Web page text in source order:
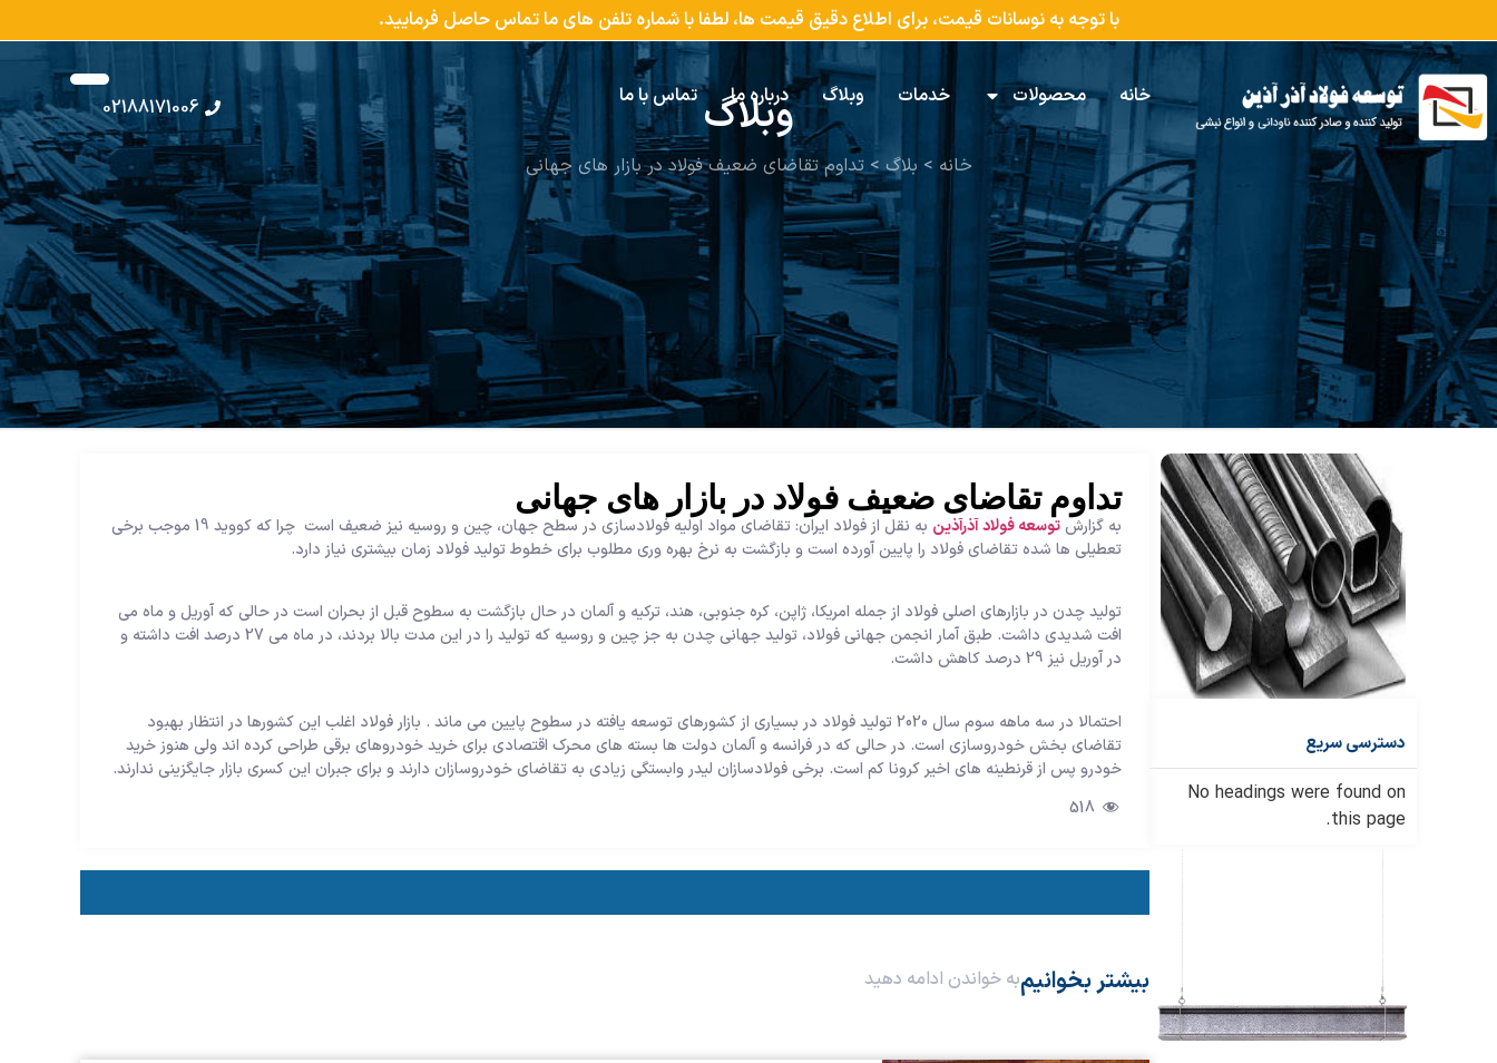
با توجه به نوسانات قیمت، برای اطلاع دقیق قیمت ها، لطفا با شماره تلفن های ما تماس حاصل فرمایید.
خانه محصولات خدمات وبلاگ درباره ما تماس با ما 02188171006 وبلاگ
خانه > بلاگ>تداوم تقاضای ضعیف فولاد در بازار های جهانی
دسترسی سریع
No headings were found on
this page.
تداوم تقاضای ضعیف فولاد در بازار های جهانی
به گزارش توسعه فولاد آذرآذین
به نقل از فولاد ایران: تقاضای مواد اولیه فولادسازی در سطح جهان، چین و روسیه نیز ضعیف است چرا که کووید 19 موجب برخی
تعطیلی ها شده تقاضای فولاد را پایین آورده است و بازگشت به نرخ بهره وری مطلوب برای خطوط تولید فولاد زمان بیشتری نیاز دارد.
تولید چدن در بازارهای اصلی فولاد از جمله امریکا، ژاپن، کره جنوبی، هند، ترکیه و آلمان در حال بازگشت به سطوح قبل از بحران است در حالی که آوریل و ماه می
افت شدیدی داشت. طبق آمار انجمن جهانی فولاد، تولید جهانی چدن به جز چین و روسیه که تولید را در این مدت بالا بردند، در ماه می 27 درصد افت داشته و
در آوریل نیز 29 درصد کاهش داشت.
احتمالا در سه ماهه سوم سال 2020 تولید فولاد در بسیاری از کشورهای توسعه یافته در سطوح پایین می ماند . بازار فولاد اغلب این کشورها در انتظار بهبود
تقاضای بخش خودروسازی است. در حالی که در فرانسه و آلمان دولت ها بسته های محرک اقتصادی برای خرید خودروهای برقی طراحی کرده اند ولی هنوز خرید
خودرو پس از قرنطینه های اخیر کرونا کم است. برخی فولادسازان لیدر وابستگی زیادی به تقاضای خودروسازان دارند و برای جبران این کسری بازار جایگزینی ندارند.
518
بیشتر بخوانیمبه خواندن ادامه دهید